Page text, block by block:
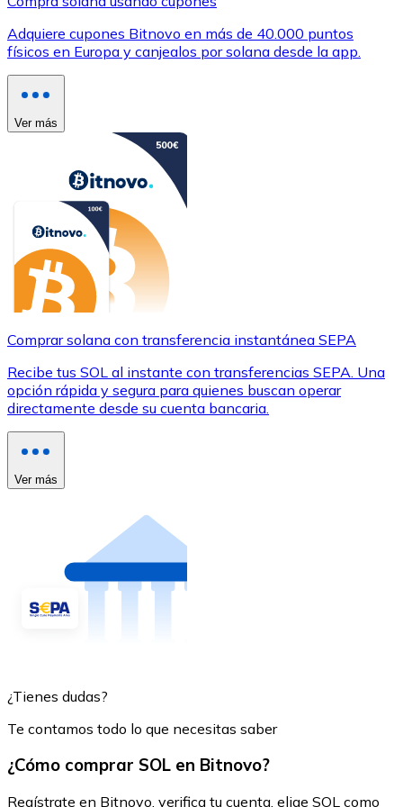
Adquiere cupones Bitnovo en más de 40.000 puntos
físicos en Europa y canjealos por solana desde la app.
Ver más
Comprar solana con transferencia instantánea SEPA
Recibe tus SOL al instante con transferencias SEPA. Una
opción rápida y segura para quienes buscan operar
directamente desde su cuenta bancaria.
Ver más
¿Tienes dudas?
Te contamos todo lo que necesitas saber
¿Cómo comprar SOL en Bitnovo?
Regístrate en Bitnovo, verifica tu cuenta, elige SOL como